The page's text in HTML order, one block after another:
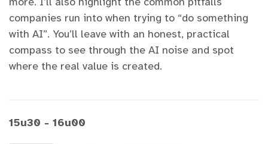
more. I’ll also highlight the common pitfalls
companies run into when trying to “do something
with AI”. You’ll leave with an honest, practical
compass to see through the AI noise and spot
where the real value is created.
15u30 - 16u00